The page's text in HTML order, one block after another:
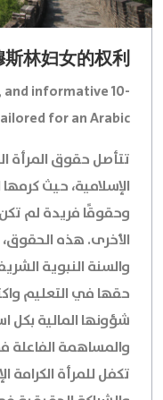
林妇女的权利
informative 10-
for an Arabic
a single paragraph:
تتأصل حقوق المرأة
الإسلامية، حيث
وحقوقًا فريدة لم
الأخرى. هذه
والسنة النبوية
حقها في التعليم
شؤونها المالية بكل
والمساهمة الفاعلة
تكفل للمرأة الكرامة